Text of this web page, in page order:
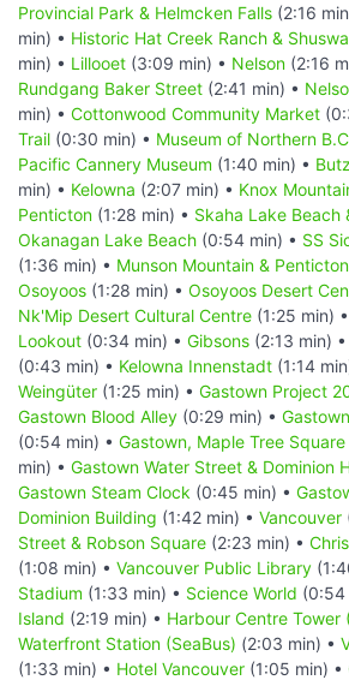
Provincial Park & Helmcken Falls (2:16
min) • Historic Hat Creek Ranch &
min) • Lillooet (3:09 min) • Nelson (2:16
Rundgang Baker Street (2:41 min) •
min) • Cottonwood Community Market
Trail (0:30 min) • Museum of Northern
Pacific Cannery Museum (1:40 min) •
min) • Kelowna (2:07 min) • Knox
Penticton (1:28 min) • Skaha Lake Beach
Okanagan Lake Beach (0:54 min) • SS
(1:36 min) • Munson Mountain &
Osoyoos (1:28 min) • Osoyoos Desert
Nk'Mip Desert Cultural Centre (1:25 min) •
Lookout (0:34 min) • Gibsons (2:13 min) •
(0:43 min) • Kelowna Innenstadt (1:14
Weingüter (1:25 min) • Gastown Project
Gastown Blood Alley (0:29 min) •
(0:54 min) • Gastown, Maple Tree
min) • Gastown Water Street & Dominion
Gastown Steam Clock (0:45 min) •
Dominion Building (1:42 min) • Vancouver
Street & Robson Square (2:23 min) •
(1:08 min) • Vancouver Public Library
Stadium (1:33 min) • Science World (0:54
Island (2:19 min) • Harbour Centre Tower
Waterfront Station (SeaBus) (2:03 min) •
(1:33 min) • Hotel Vancouver (1:05 min) •